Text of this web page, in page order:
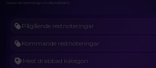
Pågående restnoteringar
Kommande restnoteringar
Mest drabbad kategori